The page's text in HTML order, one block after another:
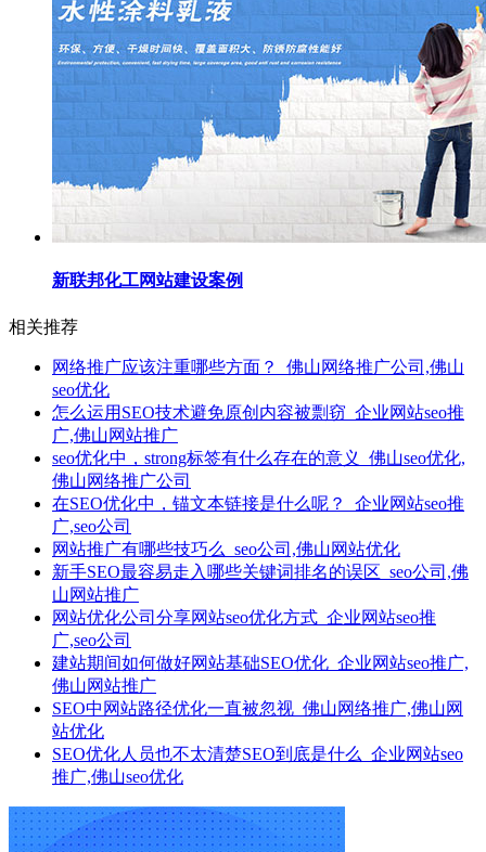
新联邦化工网站建设案例
相关推荐
网络推广应该注重哪些方面？_佛山网络推广公司,佛山
seo优化
怎么运用SEO技术避免原创内容被剽窃_企业网站seo推
广,佛山网站推广
seo优化中，strong标签有什么存在的意义_佛山seo优化,
佛山网络推广公司
在SEO优化中，锚文本链接是什么呢？_企业网站seo推
广,seo公司
网站推广有哪些技巧么_seo公司,佛山网站优化
新手SEO最容易走入哪些关键词排名的误区_seo公司,佛
山网站推广
网站优化公司分享网站seo优化方式_企业网站seo推
广,seo公司
建站期间如何做好网站基础SEO优化_企业网站seo推广,
佛山网站推广
SEO中网站路径优化一直被忽视_佛山网络推广,佛山网
站优化
SEO优化人员也不太清楚SEO到底是什么_企业网站seo
推广,佛山seo优化